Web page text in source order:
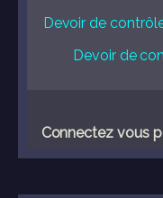
Devoir de
Devoir de
Connectez vous